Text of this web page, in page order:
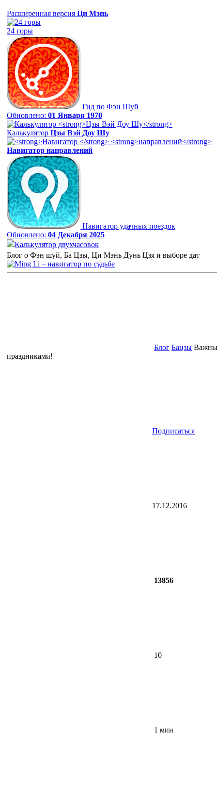
Расширенная версия Ци Мэнь
24 горы
Гид по Фэн Шуй
Обновлено: 01 Января 1970
Калькулятор Цзы Вэй Доу Шу
Навигатор направлений
Навигатор удачных поездок
Обновлено: 04 Декабря 2025
Калькулятор двухчасовок
Блог о Фэн шуй, Ба Цзы, Ци Мэнь Дунь Цзя и выборе дат
Блог Бацзы
праздниками!
Подписаться
17.12.2016
13856
10
1 мин